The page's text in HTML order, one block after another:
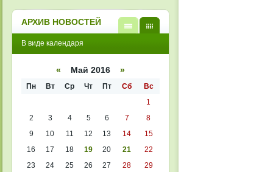
АРХИВ НОВОСТЕЙ
кален
списк
В виде календаря
« Май 2016 »
Пн Вт Ср Чт Пт Сб
Вс
1
2
3 4 5 6 7
8
9
10 11 12 13 14
15
16
17 18 19 20 21
22
23
24 25 26 27 28
29